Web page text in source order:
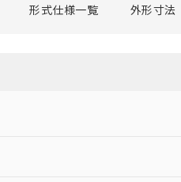
0
形式仕様一覧 外形寸法